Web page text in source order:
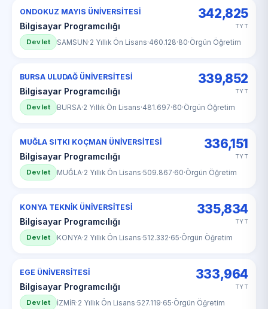
ONDOKUZ MAYIS ÜNİVERSİTESİ
Bilgisayar Programcılığı
342,825
TYT
Devlet SAMSUN·2 Yıllık Ön Lisans·460.128·80·Örgün Öğretim
BURSA ULUDAĞ ÜNİVERSİTESİ
Bilgisayar Programcılığı
339,852
TYT
Devlet BURSA·2 Yıllık Ön Lisans·481.697·60·Örgün Öğretim
MUĞLA SITKI KOÇMAN ÜNİVERSİTESİ
Bilgisayar Programcılığı
336,151
TYT
Devlet MUĞLA·2 Yıllık Ön Lisans·509.867·60·Örgün Öğretim
KONYA TEKNİK ÜNİVERSİTESİ
Bilgisayar Programcılığı
335,834
TYT
Devlet KONYA·2 Yıllık Ön Lisans·512.332·65·Örgün Öğretim
EGE ÜNİVERSİTESİ
Bilgisayar Programcılığı
333,964
TYT
Devlet İZMİR·2 Yıllık Ön Lisans·527.119·65·Örgün Öğretim